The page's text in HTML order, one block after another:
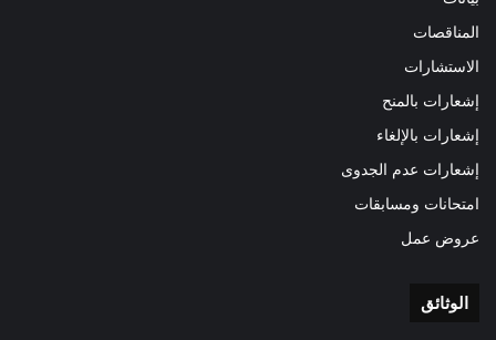
المناقصات
الاستشارات
إشعارات بالمنح
إشعارات بالإلغاء
إشعارات عدم الجدوى
امتحانات ومسابقات
عروض عمل
الوثائق